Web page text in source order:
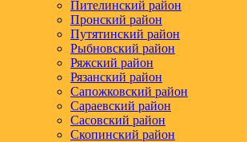
Пителинский район
Пронский район
Путятинский район
Рыбновский район
Ряжский район
Рязанский район
Сапожковский район
Сараевский район
Сасовский район
Скопинский район